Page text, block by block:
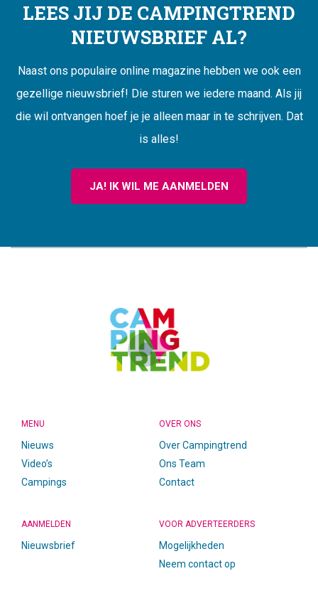
LEES JIJ DE CAMPINGTREND
NIEUWSBRIEF AL?
Naast ons populaire online magazine hebben we ook een
gezellige nieuwsbrief! Die sturen we iedere maand. Als jij
die wil ontvangen hoef je je alleen maar in te schrijven. Dat
is alles!
JA! IK WIL ME AANMELDEN
MENU
Nieuws
Video’s
Campings
OVER ONS
Over Campingtrend
Ons Team
Contact
AANMELDEN
Nieuwsbrief
VOOR ADVERTEERDERS
Mogelijkheden
Neem contact op